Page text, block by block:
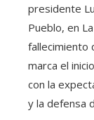
presidente
Pueblo, en
fallecimiento
marca el
con la
y la defensa